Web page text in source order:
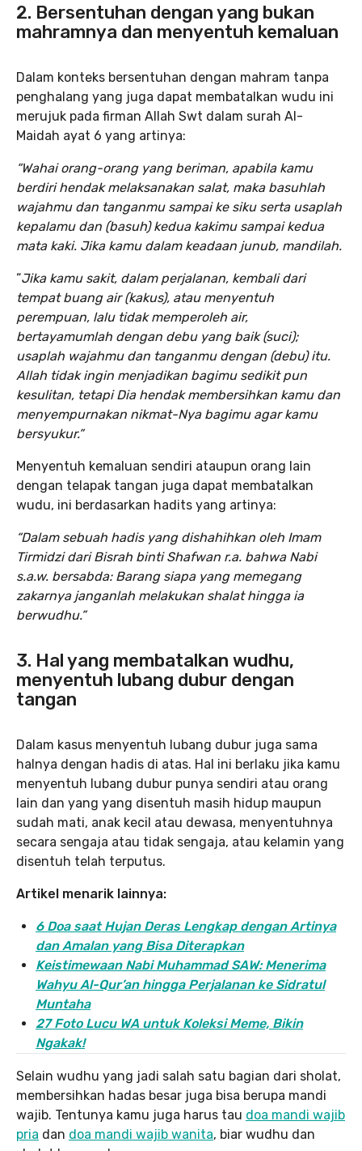
2. Bersentuhan dengan yang bukan
mahramnya dan menyentuh kemaluan
Dalam konteks bersentuhan dengan mahram tanpa
penghalang yang juga dapat membatalkan wudu ini
merujuk pada firman Allah Swt dalam surah Al-
Maidah ayat 6 yang artinya:
“Wahai orang-orang yang beriman, apabila kamu
berdiri hendak melaksanakan salat, maka basuhlah
wajahmu dan tanganmu sampai ke siku serta usaplah
kepalamu dan (basuh) kedua kakimu sampai kedua
mata kaki. Jika kamu dalam keadaan junub, mandilah.
“Jika kamu sakit, dalam perjalanan, kembali dari
tempat buang air (kakus), atau menyentuh
perempuan, lalu tidak memperoleh air,
bertayamumlah dengan debu yang baik (suci);
usaplah wajahmu dan tanganmu dengan (debu) itu.
Allah tidak ingin menjadikan bagimu sedikit pun
kesulitan, tetapi Dia hendak membersihkan kamu dan
menyempurnakan nikmat-Nya bagimu agar kamu
bersyukur.”
Menyentuh kemaluan sendiri ataupun orang lain
dengan telapak tangan juga dapat membatalkan
wudu, ini berdasarkan hadits yang artinya:
“Dalam sebuah hadis yang dishahihkan oleh Imam
Tirmidzi dari Bisrah binti Shafwan r.a. bahwa Nabi
s.a.w. bersabda: Barang siapa yang memegang
zakarnya janganlah melakukan shalat hingga ia
berwudhu.”
3. Hal yang membatalkan wudhu,
menyentuh lubang dubur dengan
tangan
Dalam kasus menyentuh lubang dubur juga sama
halnya dengan hadis di atas. Hal ini berlaku jika kamu
menyentuh lubang dubur punya sendiri atau orang
lain dan yang yang disentuh masih hidup maupun
sudah mati, anak kecil atau dewasa, menyentuhnya
secara sengaja atau tidak sengaja, atau kelamin yang
disentuh telah terputus.
Artikel menarik lainnya:
6 Doa saat Hujan Deras Lengkap dengan Artinya
dan Amalan yang Bisa Diterapkan
Keistimewaan Nabi Muhammad SAW: Menerima
Wahyu Al-Qur’an hingga Perjalanan ke Sidratul
Muntaha
27 Foto Lucu WA untuk Koleksi Meme, Bikin
Ngakak!
Selain wudhu yang jadi salah satu bagian dari sholat,
membersihkan hadas besar juga bisa berupa mandi
wajib. Tentunya kamu juga harus tau doa mandi wajib
pria dan doa mandi wajib wanita, biar wudhu dan